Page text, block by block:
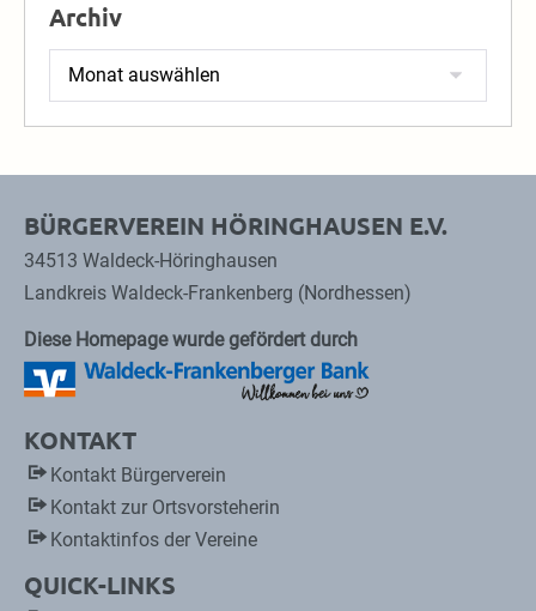
Archiv
Archiv
BÜRGERVEREIN HÖRINGHAUSEN E.V.
34513 Waldeck-Höringhausen
Landkreis Waldeck-Frankenberg (Nordhessen)
Diese Homepage wurde gefördert durch
KONTAKT
Kontakt Bürgerverein
Kontakt zur Ortsvorsteherin
Kontaktinfos der Vereine
QUICK-LINKS